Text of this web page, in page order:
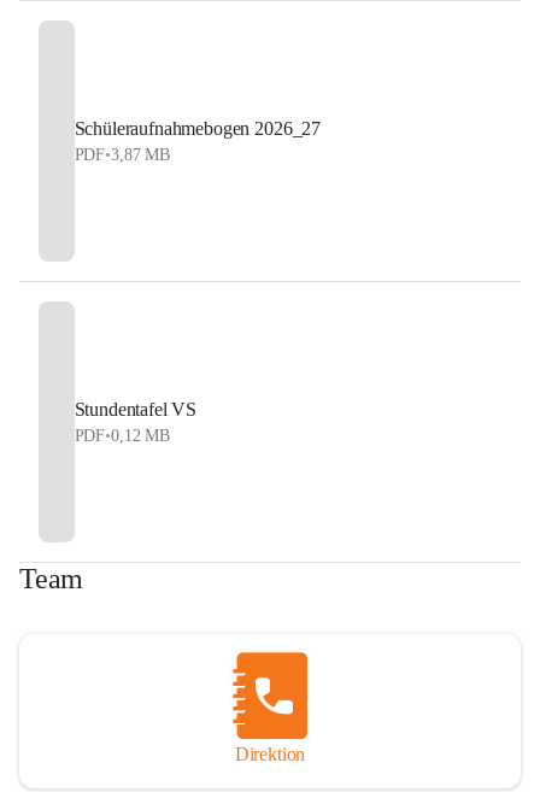
Schüleraufnahmebogen 2026_27
PDF•3,87 MB
Stundentafel VS
PDF•0,12 MB
Team
Direktion